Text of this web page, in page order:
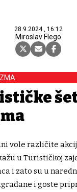
28.9.2024., 16:12
Miroslav Flego
vole različite
u Turističkoj
i zato su u
i goste